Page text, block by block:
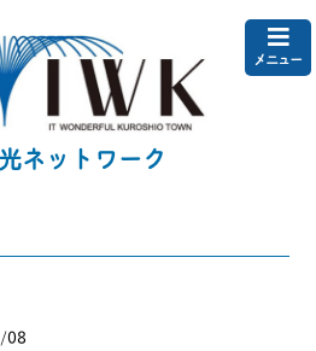
ネットワーク
メニュー
08